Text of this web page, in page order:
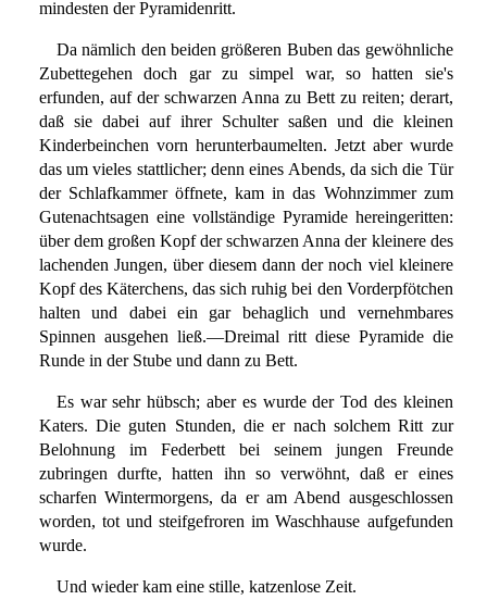
mindesten der Pyramidenritt.
Da nämlich den beiden größeren Buben das gewöhnliche
Zubettegehen doch gar zu simpel war, so hatten sie's
erfunden, auf der schwarzen Anna zu Bett zu reiten; derart,
daß sie dabei auf ihrer Schulter saßen und die kleinen
Kinderbeinchen vorn herunterbaumelten. Jetzt aber wurde
das um vieles stattlicher; denn eines Abends, da sich die Tür
der Schlafkammer öffnete, kam in das Wohnzimmer zum
Gutenachtsagen eine vollständige Pyramide hereingeritten:
über dem großen Kopf der schwarzen Anna der kleinere des
lachenden Jungen, über diesem dann der noch viel kleinere
Kopf des Käterchens, das sich ruhig bei den Vorderpfötchen
halten und dabei ein gar behaglich und vernehmbares
Spinnen ausgehen ließ.—Dreimal ritt diese Pyramide die
Runde in der Stube und dann zu Bett.
Es war sehr hübsch; aber es wurde der Tod des kleinen
Katers. Die guten Stunden, die er nach solchem Ritt zur
Belohnung im Federbett bei seinem jungen Freunde
zubringen durfte, hatten ihn so verwöhnt, daß er eines
scharfen Wintermorgens, da er am Abend ausgeschlossen
worden, tot und steifgefroren im Waschhause aufgefunden
wurde.
Und wieder kam eine stille, katzenlose Zeit.